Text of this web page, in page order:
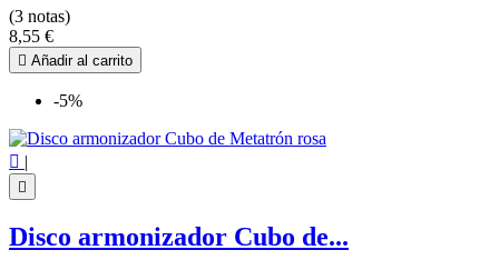
(3 notas)
8,55 €
 Añadir al carrito
-5%
 |

Disco armonizador Cubo de...